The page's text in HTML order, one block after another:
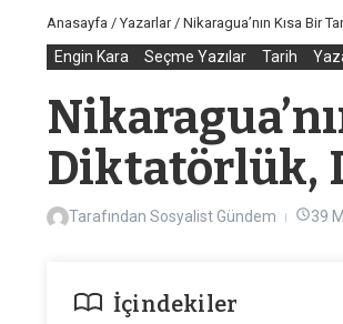
Anasayfa /Yazarlar/ Nikaragua’nın Kısa Bir
Engin Kara Seçme Yazılar Tarih
Diktatörlük,
Tarafından Sosyalist Gündem 39
İçindekiler